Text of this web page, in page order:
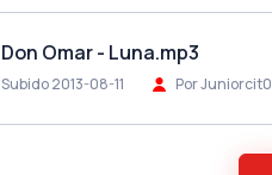
Don Omar - Luna.mp3
Subido 2013-08-11 Por Juniorcit0